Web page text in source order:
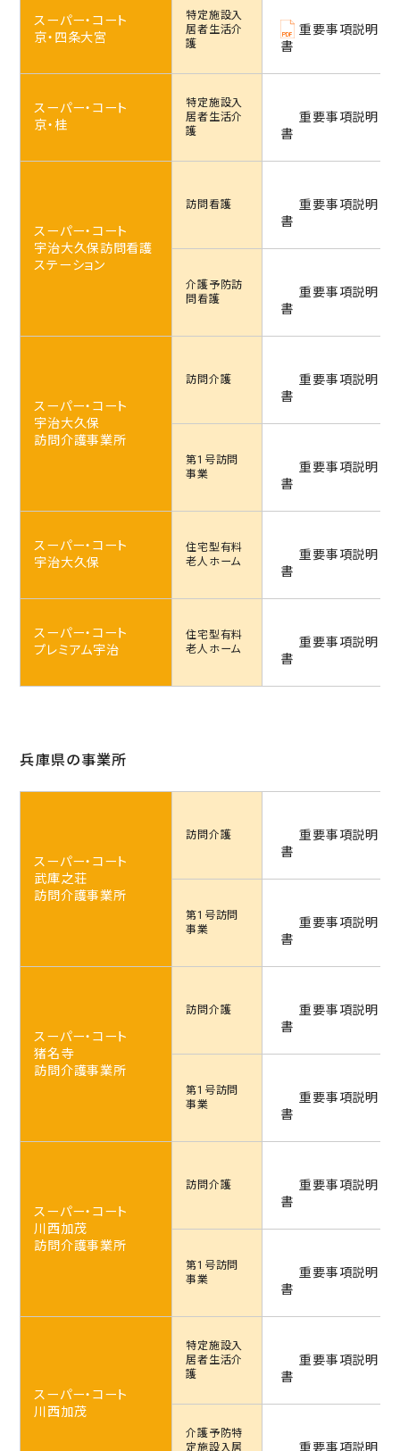
スーパー・コート
京・四条大宮
特定施設入
居者生活介
護
重要事項説明
書
スーパー・コート
京・桂
特定施設入
居者生活介
護
重要事項説明
書
スーパー・コート
宇治大久保訪問看護
ステーション
訪問看護
重要事項説明
書
介護予防訪
問看護
重要事項説明
書
スーパー・コート
宇治大久保
訪問介護事業所
訪問介護
重要事項説明
書
第1号訪問
事業
重要事項説明
書
スーパー・コート
宇治大久保
住宅型有料
老人ホーム
重要事項説明
書
スーパー・コート
プレミアム宇治
住宅型有料
老人ホーム
重要事項説明
書
兵庫県の事業所
スーパー・コート
武庫之荘
訪問介護事業所
訪問介護
重要事項説明
書
第1号訪問
事業
重要事項説明
書
スーパー・コート
猪名寺
訪問介護事業所
訪問介護
重要事項説明
書
第1号訪問
事業
重要事項説明
書
スーパー・コート
川西加茂
訪問介護事業所
訪問介護
重要事項説明
書
第1号訪問
事業
重要事項説明
書
スーパー・コート
川西加茂
特定施設入
居者生活介
護
重要事項説明
書
介護予防特
定施設入居 重要事項説明